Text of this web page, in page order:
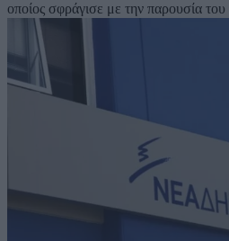
οποίος σφράγισε με την παρουσία του